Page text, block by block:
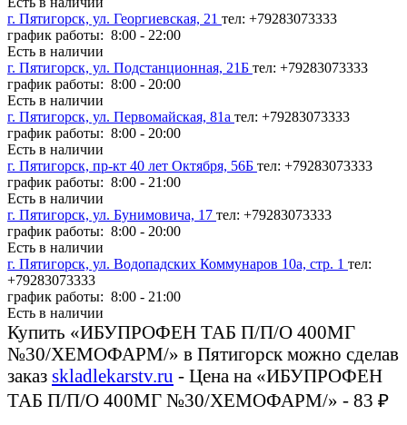
г. Пятигорск, ул. Георгиевская, 21 тел: +79283073333
график работы: 8:00 - 22:00
Есть в наличии
г. Пятигорск, ул. Подстанционная, 21Б тел: +79283073333
график работы: 8:00 - 20:00
Есть в наличии
г. Пятигорск, ул. Первомайская, 81а тел: +79283073333
график работы: 8:00 - 20:00
Есть в наличии
г. Пятигорск, пр-кт 40 лет Октября, 56Б тел: +79283073333
график работы: 8:00 - 21:00
Есть в наличии
г. Пятигорск, ул. Бунимовича, 17 тел: +79283073333
график работы: 8:00 - 20:00
Есть в наличии
г. Пятигорск, ул. Водопадских Коммунаров 10а, стр. 1 тел:
+79283073333
график работы: 8:00 - 21:00
Есть в наличии
Купить «ИБУПРОФЕН ТАБ П/П/О 400МГ
№30/ХЕМОФАРМ/» в Пятигорск можно сделав
заказ skladlekarstv.ru - Цена на «ИБУПРОФЕН
ТАБ П/П/О 400МГ №30/ХЕМОФАРМ/» - 83 ₽